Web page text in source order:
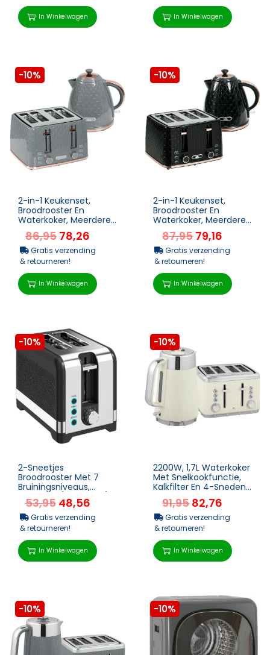
In Winkelwagen In Winkelwagen
-10%
2-in-1 Keukenset,
Broodrooster En
Waterkoker, Meerdere
Opties, 1,7 L, 4
Toastplakken Tegelijk,
Kunst...
86,95 78,26
Gratis verzending
& retourneren!
In Winkelwagen
-10%
2-in-1 Keukenset,
Broodrooster En
Waterkoker, Meerdere
Opties, 1,7 L, 4 Toasts
Tegelijk, Kunststof, ...
87,9579,16
Gratis verzending
& retourneren!
In Winkelwagen
-10%
2-Sneetjes
Broodrooster Met 7
Bruiningsniveaus,
Opwarm-/Ontdooi-/A
nnuleerfuncties,
Verwarmingsrek, 9...
53,95 48,56
Gratis verzending
& retourneren!
In Winkelwagen
-10%
2200W, 1,7L Waterkoker
Met Snelkookfunctie,
Kalkfilter En 4-Sneden
Broodrooster Met 7
Bruiningsnivea...
91,9582,76
Gratis verzending
& retourneren!
In Winkelwagen
-10% -10%